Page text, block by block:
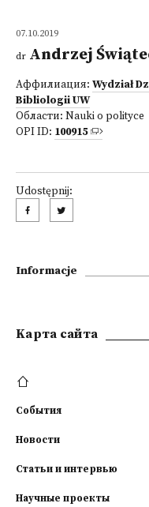
07.10.2019
dr Andrzej
Аффилиация: Wydział
Bibliologii UW
Области: Nauki o polityce
OPI ID: 100915
Udostępnij:
Informacje
Kарта сайта
События
Новости
Статьи и интервью
Научные проекты